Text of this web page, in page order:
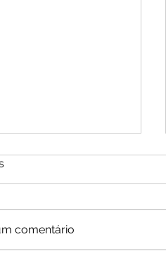
comentário